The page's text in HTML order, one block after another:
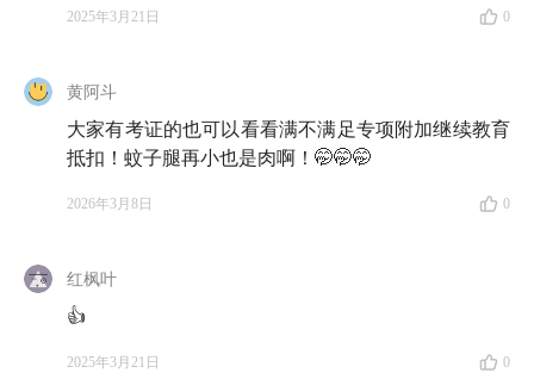
2025年3月21日 0
黄阿斗
大家有考证的也可以看看满不满足专项附加继续教育
抵扣！蚊子腿再小也是肉啊！🤭🤭🤭
2026年3月8日 0
红枫叶
👍
2025年3月21日 0